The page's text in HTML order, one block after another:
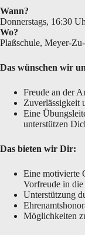
Wann?
Donnerstags, 16:30
Wo?
Plaßschule, Meyer-
Das wünschen wir
Freude an der
Zuverlässigkeit
Eine
unterstützen
Das bieten wir Dir:
Eine motivierte
Vorfreude in
Unterstützung
Möglichkeiten